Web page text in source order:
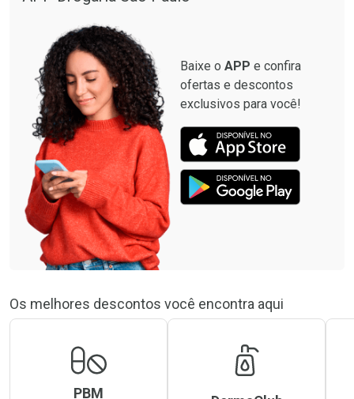
Baixe o APP e confira
ofertas e descontos
exclusivos para você!
Os melhores descontos você encontra aqui
PBM